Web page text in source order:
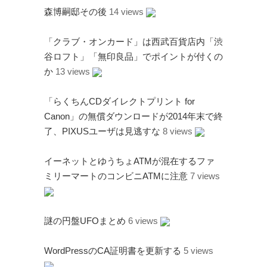
森博嗣邸その後 14 views
「クラブ・オンカード」は西武百貨店内「渋
谷ロフト」「無印良品」でポイントが付くの
か 13 views
「らくちんCDダイレクトプリント for
Canon」の無償ダウンロードが2014年末で終
了、PIXUSユーザは見逃すな 8 views
イーネットとゆうちょATMが混在するファ
ミリーマートのコンビニATMに注意 7 views
謎の円盤UFOまとめ 6 views
WordPressのCA証明書を更新する 5 views